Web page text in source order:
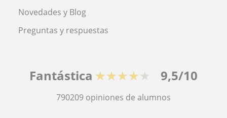
Novedades y Blog
Preguntas y respuestas
Fantástica ★★★★★ 9,5/10
790209 opiniones de alumnos